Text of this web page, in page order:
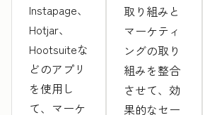
Instapage、
Hotjar、
Hootsuiteな
どのアプリ
を使用し
て、マーケ
取り組みと
マーケティ
ングの取り
組みを整合
させて、効
果的なセー